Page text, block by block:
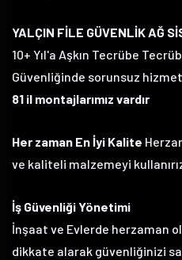
YALÇIN FİLE GÜVENLİK AĞ
10+ Yıl'a Aşkın Tecrübe
Güvenliğinde sorunsuz
81 il montajlarımız vardır
Her zaman En İyi Kalite
ve kaliteli malzemeyi
İş Güvenliği Yönetimi
İnşaat ve Evlerde herzaman
dikkate alarak güvenliğinizi